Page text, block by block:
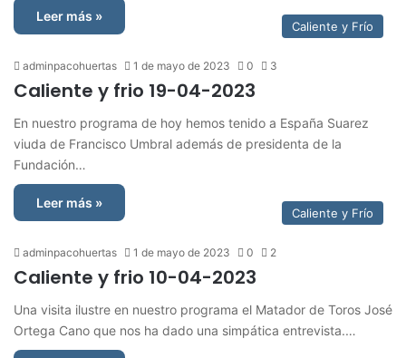
Leer más »
Caliente y Frío
adminpacohuertas 1 de mayo de 2023 0 3
Caliente y frio 19-04-2023
En nuestro programa de hoy hemos tenido a España Suarez
viuda de Francisco Umbral además de presidenta de la
Fundación…
Leer más »
Caliente y Frío
adminpacohuertas 1 de mayo de 2023 0 2
Caliente y frio 10-04-2023
Una visita ilustre en nuestro programa el Matador de Toros José
Ortega Cano que nos ha dado una simpática entrevista.…